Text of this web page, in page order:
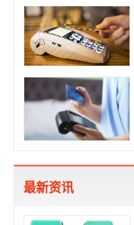
最新资讯